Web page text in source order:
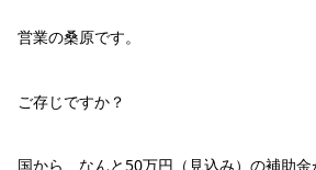
営業の桑原です。
ご存じですか？
国から、なんと50万円（見込み）の補助金